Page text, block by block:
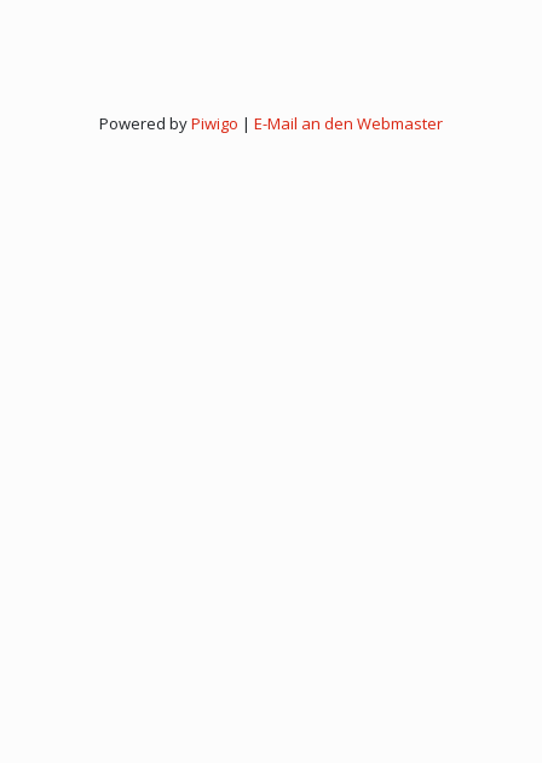
Powered byPiwigo | E-Mail an den Webmaster